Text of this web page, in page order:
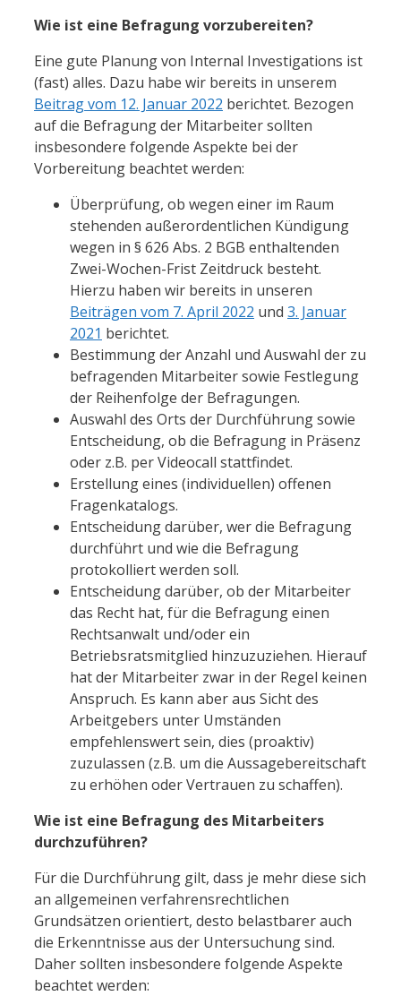
Wie ist eine Befragung vorzubereiten?
Eine gute Planung von Internal Investigations ist
(fast) alles. Dazu habe wir bereits in unserem
Beitrag vom 12. Januar 2022 berichtet. Bezogen
auf die Befragung der Mitarbeiter sollten
insbesondere folgende Aspekte bei der
Vorbereitung beachtet werden:
Überprüfung, ob wegen einer im Raum
stehenden außerordentlichen Kündigung
wegen in § 626 Abs. 2 BGB enthaltenden
Zwei-Wochen-Frist Zeitdruck besteht.
Hierzu haben wir bereits in unseren
Beiträgen vom 7. April 2022 und 3. Januar
2021 berichtet.
Bestimmung der Anzahl und Auswahl der zu
befragenden Mitarbeiter sowie Festlegung
der Reihenfolge der Befragungen.
Auswahl des Orts der Durchführung sowie
Entscheidung, ob die Befragung in Präsenz
oder z.B. per Videocall stattfindet.
Erstellung eines (individuellen) offenen
Fragenkatalogs.
Entscheidung darüber, wer die Befragung
durchführt und wie die Befragung
protokolliert werden soll.
Entscheidung darüber, ob der Mitarbeiter
das Recht hat, für die Befragung einen
Rechtsanwalt und/oder ein
Betriebsratsmitglied hinzuzuziehen. Hierauf
hat der Mitarbeiter zwar in der Regel keinen
Anspruch. Es kann aber aus Sicht des
Arbeitgebers unter Umständen
empfehlenswert sein, dies (proaktiv)
zuzulassen (z.B. um die Aussagebereitschaft
zu erhöhen oder Vertrauen zu schaffen).
Wie ist eine Befragung des Mitarbeiters
durchzuführen?
Für die Durchführung gilt, dass je mehr diese sich
an allgemeinen verfahrensrechtlichen
Grundsätzen orientiert, desto belastbarer auch
die Erkenntnisse aus der Untersuchung sind.
Daher sollten insbesondere folgende Aspekte
beachtet werden: